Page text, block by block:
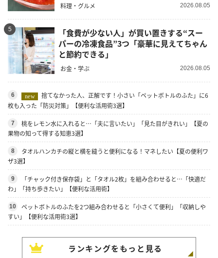
料理・グルメ 2026.08.05
5
「食費が少ない人」が買い置きする“スー
パーの冷凍食品”3つ「豪華に見えてちゃん
と節約できる」
お金・学ぶ 2026.08.05
6 new
捨てなかった人、正解です！小さい「ペットボトルのふた」に6
枚も入った「防災対策」【便利な活用術3選】
7
桃をレモン水に入れると…「夫に言いたい」「見た目がきれい」【夏の
果物の知って得する知恵3選】
8
タオルハンカチの縦と横を縫うと便利になる！マネしたい【夏の便利ワ
ザ3選】
9
「チャック付き保存袋」と「タオル2枚」を組み合わせると…「快適だ
わ」「持ち歩きたい」【便利な活用術】
10
ペットボトルのふたを2つ組み合わせると「小さくて便利」「収納しや
すい」【便利な活用術3選】
ランキングをもっと見る